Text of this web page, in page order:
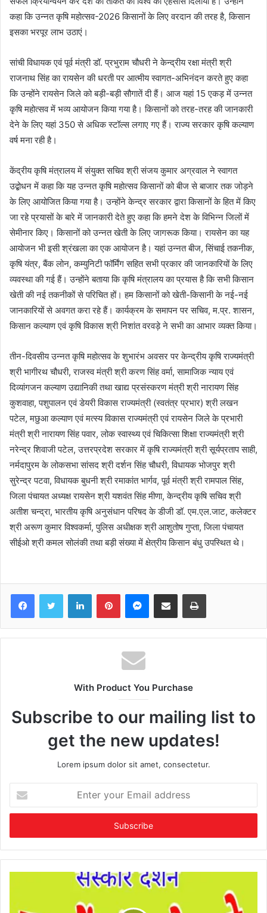
कहा कि उन्नत कृषि महोत्सव-2026 किसानों के लिए वरदान की तरह है, किसान
इसका भरपूर लाभ उठाएं।
सांची विधायक एवं पूर्व मंत्री डॉ. प्रभुराम चौधरी ने केन्द्रीय रक्षा मंत्री श्री
राजनाथ सिंह का रायसेन की धरती पर आत्मीय स्वागत-अभिनंदन करते हुए कहा
कि उन्होंने रायसेन जिले को बड़ी-बड़ी सौगातें दी हैं। आज यहां 15 एकड़ में उन्नत
कृषि महोत्सव में भव्य आयोजन किया गया है। किसानों को तरह-तरह की जानकारी
देने के लिए यहां 350 से अधिक स्टॉल्स लगाए गए हैं। राज्य सरकार कृषि कल्याण
वर्ष मना रही है।
केंद्रीय कृषि मंत्रालय में संयुक्त सचिव श्री संजय कुमार अग्रवाल ने स्वागत
उद्बोधन में कहा कि यह उन्नत कृषि महोत्सव किसानों को बीज से बाजार तक जोड़ने
के लिए आयोजित किया गया है। उन्होंने केन्द्र सरकार द्वारा किसानों के हित में किए
जा रहे प्रयासों के बारे में जानकारी देते हुए कहा कि हमने देश के विभिन्न जिलों में
सेमीनार किए। किसानों को उन्नत खेती के लिए जागरूक किया। रायसेन का यह
आयोजन भी इसी श्रंखला का एक आयोजन है। यहां उन्नत बीज, सिंचाई तकनीक,
कृषि यंत्र, बैंक लोन, कम्युनिटी फॉर्मिंग सहित सभी प्रकार की जानकारियों के लिए
व्यवस्था की गई हैं। उन्होंने बताया कि कृषि मंत्रालय का प्रयास है कि सभी किसान
खेती की नई तकनीकों से परिचित हों। हम किसानों को खेती-किसानी के नई-नई
जानकारियों से अवगत करा रहे हैं। कार्यक्रम के समापन पर सचिव, म.प्र. शासन,
किसान कल्याण एवं कृषि विकास श्री निशांत वरवड़े ने सभी का आभार व्यक्त किया।
तीन-दिवसीय उन्नत कृषि महोत्सव के शुभारंभ अवसर पर केन्द्रीय कृषि राज्यमंत्री
श्री भागीरथ चौधरी, राजस्व मंत्री श्री करण सिंह वर्मा, सामाजिक न्याय एवं
दिव्यांगजन कल्याण उद्यानिकी तथा खाद्य प्रसंस्करण मंत्री श्री नारायण सिंह
कुशवाहा, पशुपालन एवं डेयरी विकास राज्यमंत्री (स्वतंत्र प्रभार) श्री लखन
पटेल, मछुआ कल्याण एवं मत्स्य विकास राज्यमंत्री एवं रायसेन जिले के प्रभारी
मंत्री श्री नारायण सिंह पवार, लोक स्वास्थ्य एवं चिकित्सा शिक्षा राज्यमंत्री श्री
नरेन्द्र शिवाजी पटेल, उत्तरप्रदेश सरकार में कृषि राज्यमंत्री श्री सूर्यप्रताप साही,
नर्मदापुरम के लोकसभा सांसद श्री दर्शन सिंह चौधरी, विधायक भोजपुर श्री
सुरेन्द्र पटवा, विधायक बुधनी श्री रमाकांत भार्गव, पूर्व मंत्री श्री रामपाल सिंह,
जिला पंचायत अध्यक्ष रायसेन श्री यशवंत सिंह मीणा, केन्द्रीय कृषि सचिव श्री
अतीश चन्द्रा, भारतीय कृषि अनुसंधान परिषद के डीजी डॉ. एम.एल.जाट, कलेक्टर
श्री अरूण कुमार विश्वकर्मा, पुलिस अधीक्षक श्री आशुतोष गुप्ता, जिला पंचायत
सीईओ श्री कमल सोलंकी तथा बड़ी संख्या में क्षेत्रीय किसान बंधु उपस्थित थे।
FacebookTwitter LinkedInPinterestMessenger
Share via Email Print
With Product You Purchase
Subscribe to our mailing list to
get the new updates!
Lorem ipsum dolor sit amet, consectetur.
your
Email